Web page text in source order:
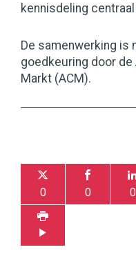
kennisdeling
De samenwerking is
goedkeuring door
Markt (ACM).
0 0 0